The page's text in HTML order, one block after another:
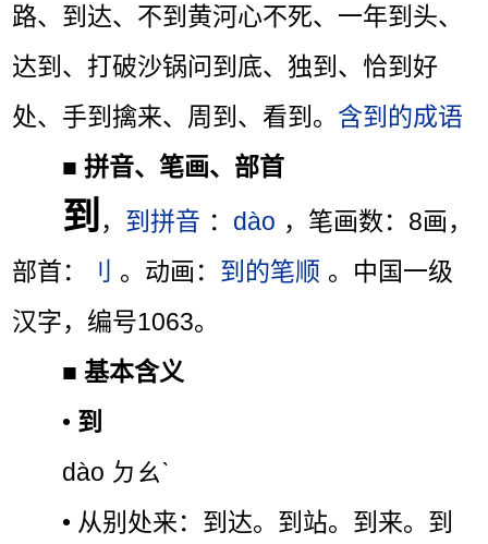
路、到达、不到黄河心不死、一年到头、
达到、打破沙锅问到底、独到、恰到好
处、手到擒来、周到、看到。 含到的成语
■拼音、笔画、部首
到 ， 到拼音 ： dào ，笔画数：8画，
部首：
刂 。动画： 到的笔顺 。中国一级
汉字，编号1063。
■基本含义
• 到
dào ㄉㄠˋ
• 从别处来：到达。到站。到来。到